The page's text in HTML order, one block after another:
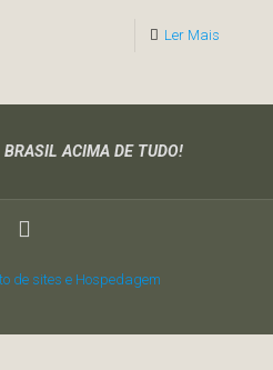
Ler Mais
BRASIL ACIMA DE TUDO!